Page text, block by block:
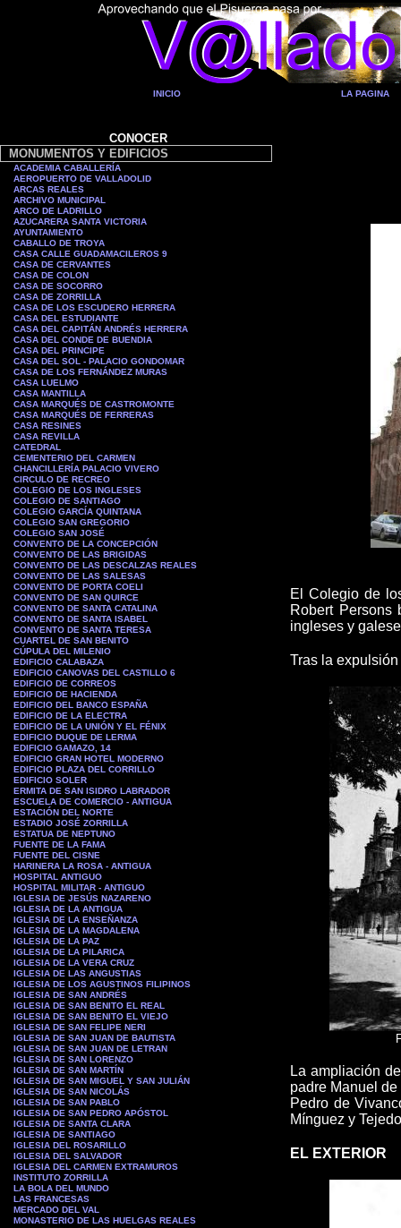
INICIO LA PAGINA
CONOCER
MONUMENTOS Y EDIFICIOS
ACADEMIA CABALLERÍA
AEROPUERTO DE VALLADOLID
ARCAS REALES
ARCHIVO MUNICIPAL
ARCO DE LADRILLO
AZUCARERA SANTA VICTORIA
AYUNTAMIENTO
CABALLO DE TROYA
CASA CALLE GUADAMACILEROS 9
CASA DE CERVANTES
CASA DE COLON
CASA DE SOCORRO
CASA DE ZORRILLA
CASA DE LOS ESCUDERO HERRERA
CASA DEL ESTUDIANTE
CASA DEL CAPITÁN ANDRÉS HERRERA
CASA DEL CONDE DE BUENDIA
CASA DEL PRINCIPE
CASA DEL SOL - PALACIO GONDOMAR
CASA DE LOS FERNÁNDEZ MURAS
CASA LUELMO
CASA MANTILLA
CASA MARQUÉS DE CASTROMONTE
CASA MARQUÉS DE FERRERAS
CASA RESINES
CASA REVILLA
CATEDRAL
CEMENTERIO DEL CARMEN
CHANCILLERÍA PALACIO VIVERO
CIRCULO DE RECREO
COLEGIO DE LOS INGLESES
COLEGIO DE SANTIAGO
COLEGIO GARCÍA QUINTANA
COLEGIO SAN GREGORIO
COLEGIO SAN JOSÉ
CONVENTO DE LA CONCEPCIÓN
CONVENTO DE LAS BRIGIDAS
CONVENTO DE LAS DESCALZAS REALES
CONVENTO DE LAS SALESAS
CONVENTO DE PORTA COELI
CONVENTO DE SAN QUIRCE
CONVENTO DE SANTA CATALINA
CONVENTO DE SANTA ISABEL
CONVENTO DE SANTA TERESA
CUARTEL DE SAN BENITO
CÚPULA DEL MILENIO
EDIFICIO CALABAZA
EDIFICIO CANOVAS DEL CASTILLO 6
EDIFICIO DE CORREOS
EDIFICIO DE HACIENDA
EDIFICIO DEL BANCO ESPAÑA
EDIFICIO DE LA ELECTRA
EDIFICIO DE LA UNIÓN Y EL FÉNIX
EDIFICIO DUQUE DE LERMA
EDIFICIO GAMAZO, 14
EDIFICIO GRAN HOTEL MODERNO
EDIFICIO PLAZA DEL CORRILLO
EDIFICIO SOLER
ERMITA DE SAN ISIDRO LABRADOR
ESCUELA DE COMERCIO - ANTIGUA
ESTACIÓN DEL NORTE
ESTADIO JOSÉ ZORRILLA
ESTATUA DE NEPTUNO
FUENTE DE LA FAMA
FUENTE DEL CISNE
HARINERA LA ROSA - ANTIGUA
HOSPITAL ANTIGUO
HOSPITAL MILITAR - ANTIGUO
IGLESIA DE JESÚS NAZARENO
IGLESIA DE LA ANTIGUA
IGLESIA DE LA ENSEÑANZA
IGLESIA DE LA MAGDALENA
IGLESIA DE LA PAZ
IGLESIA DE LA PILARICA
IGLESIA DE LA VERA CRUZ
IGLESIA DE LAS ANGUSTIAS
IGLESIA DE LOS AGUSTINOS FILIPINOS
IGLESIA DE SAN ANDRÉS
IGLESIA DE SAN BENITO EL REAL
IGLESIA DE SAN BENITO EL VIEJO
IGLESIA DE SAN FELIPE NERI
IGLESIA DE SAN JUAN DE BAUTISTA
IGLESIA DE SAN JUAN DE LETRAN
IGLESIA DE SAN LORENZO
IGLESIA DE SAN MARTÍN
IGLESIA DE SAN MIGUEL Y SAN JULIÁN
IGLESIA DE SAN NICOLÁS
IGLESIA DE SAN PABLO
IGLESIA DE SAN PEDRO APÓSTOL
IGLESIA DE SANTA CLARA
IGLESIA DE SANTIAGO
IGLESIA DEL ROSARILLO
IGLESIA DEL SALVADOR
IGLESIA DEL CARMEN EXTRAMUROS
INSTITUTO ZORRILLA
LA BOLA DEL MUNDO
LAS FRANCESAS
MERCADO DEL VAL
MONASTERIO DE LAS HUELGAS REALES
El Colegio de
Robert
ingleses y
Tras la
La ampliación
padre Manuel
Pedro de
Mínguez y
EL EXTERIOR